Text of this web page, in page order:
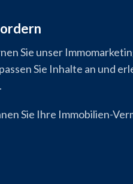
Sie unser
Sie Inhalte an und
Sie Ihre Immobilien-